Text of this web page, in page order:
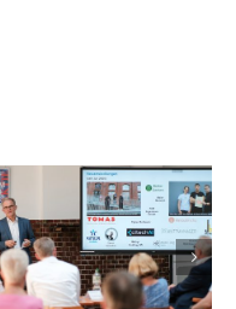
Newsletter